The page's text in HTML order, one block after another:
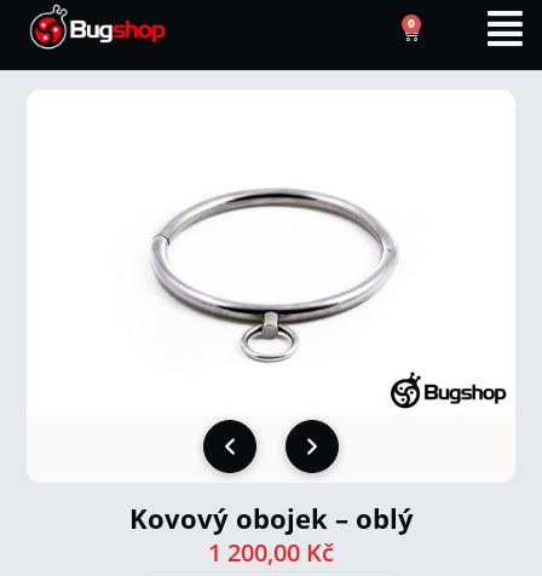
0
Kovový obojek – oblý
1 200,00 Kč